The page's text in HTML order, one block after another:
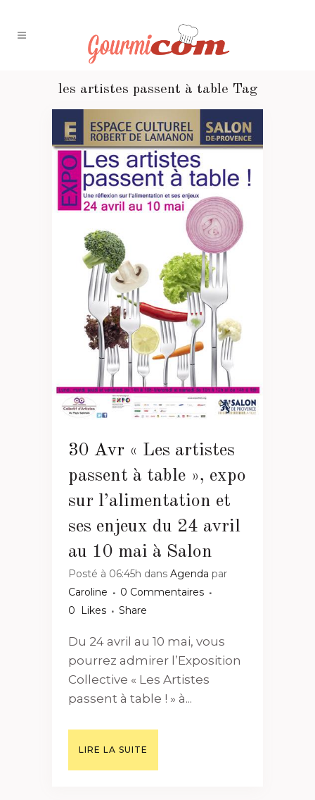
les artistes passent à table Tag
30 Avr « Les artistes
passent à table », expo
sur l’alimentation et
ses enjeux du 24 avril
au 10 mai à Salon
Posté à 06:45h dans Agenda par
Caroline
0 Commentaires
0
Likes Share
Du 24 avril au 10 mai, vous
pourrez admirer l’Exposition
Collective « Les Artistes
passent à table ! » à...
LIRE LA SUITE